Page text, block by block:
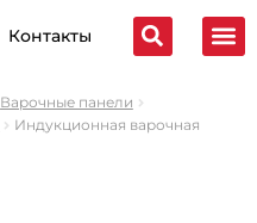
Контакты
Варочные панели
Индукционная варочная